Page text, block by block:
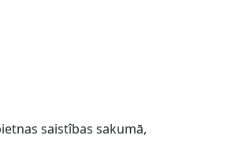
saistîbas sakumā,